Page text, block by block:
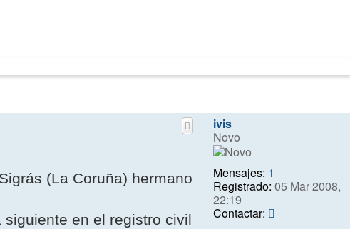
ivis
Novo
Mensajes: 1
Registrado: 05 Mar 2008,
22:19
Contactar:
(La Coruña) hermano
en el registro civil